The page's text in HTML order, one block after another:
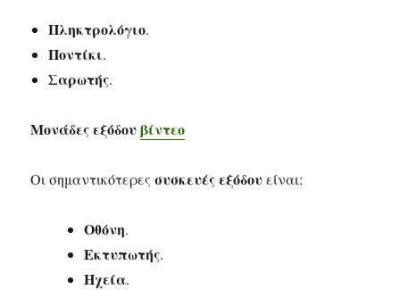
Πληκτρολόγιο.
Ποντίκι.
Σαρωτής.
Μονάδες εξόδουβίντεο
Οι σημαντικότερεςσυσκευές εξόδουείναι:
Οθόνη.
Εκτυπωτής.
Ηχεία.